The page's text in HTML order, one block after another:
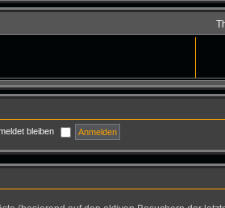
bleiben